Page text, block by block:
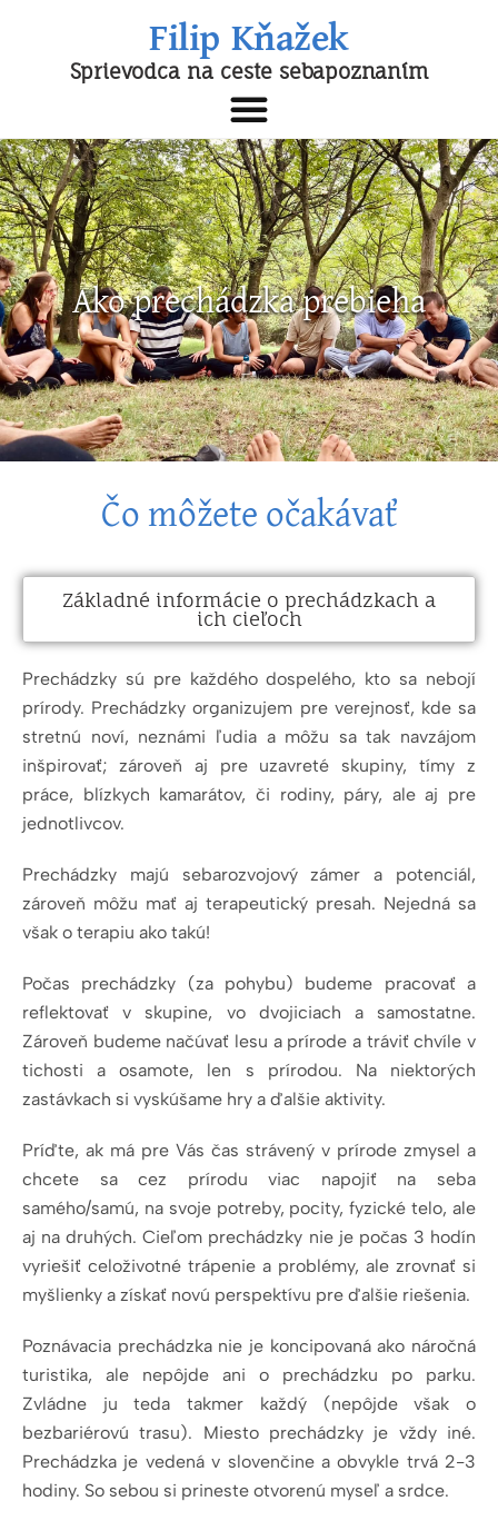
Filip Kňažek
Sprievodca na ceste sebapoznaním
Ako prechádzka prebieha
Čo môžete očakávať
Základné informácie o prechádzkach a
ich cieľoch
Prechádzky sú pre každého dospelého, kto sa nebojí
prírody. Prechádzky organizujem pre verejnosť, kde sa
stretnú noví, neznámi ľudia a môžu sa tak navzájom
inšpirovať; zároveň aj pre uzavreté skupiny, tímy z
práce, blízkych kamarátov, či rodiny, páry, ale aj pre
jednotlivcov.
Prechádzky majú sebarozvojový zámer a potenciál,
zároveň môžu mať aj terapeutický presah. Nejedná sa
však o terapiu ako takú!
Počas prechádzky (za pohybu) budeme pracovať a
reflektovať v skupine, vo dvojiciach a samostatne.
Zároveň budeme načúvať lesu a prírode a tráviť chvíle v
tichosti a osamote, len s prírodou. Na niektorých
zastávkach si vyskúšame hry a ďalšie aktivity.
Príďte, ak má pre Vás čas strávený v prírode zmysel a
chcete sa cez prírodu viac napojiť na seba
samého/samú, na svoje potreby, pocity, fyzické telo, ale
aj na druhých. Cieľom prechádzky nie je počas 3 hodín
vyriešiť celoživotné trápenie a problémy, ale zrovnať si
myšlienky a získať novú perspektívu pre ďalšie riešenia.
Poznávacia prechádzka nie je koncipovaná ako náročná
turistika, ale nepôjde ani o prechádzku po parku.
Zvládne ju teda takmer každý (nepôjde však o
bezbariérovú trasu). Miesto prechádzky je vždy iné.
Prechádzka je vedená v slovenčine a obvykle trvá 2-3
hodiny. So sebou si prineste otvorenú myseľ a srdce.